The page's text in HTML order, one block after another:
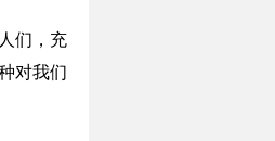
们，充
对我们